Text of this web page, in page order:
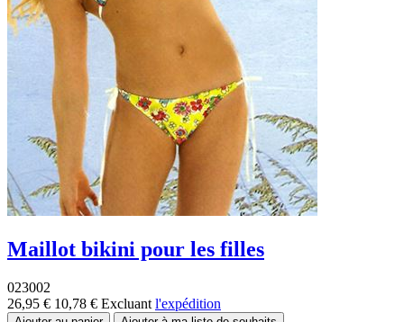
Maillot bikini pour les filles
023002
26,95 € 10,78 € Excluant l'expédition